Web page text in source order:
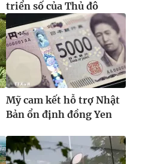
triển số của Thủ đô
Mỹ cam kết hỗ trợ Nhật
Bản ổn định đồng Yen